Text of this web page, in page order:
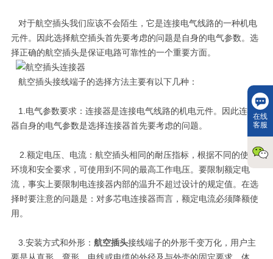
对于航空插头我们应该不会陌生，它是连接电气线路的一种机电
元件。因此选择航空插头首先要考虑的问题是自身的电气参数。选
择正确的航空插头是保证电路可靠性的一个重要方面。
航空插头接线端子的选择方法主要有以下几种：
1.电气参数要求：连接器是连接电气线路的机电元件。因此连接
器自身的电气参数是选择连接器首先要考虑的问题。
2.额定电压、电流：航空插头相同的耐压指标，根据不同的使用
环境和安全要求，可使用到不同的最高工作电压。要限制额定电
流，事实上要限制电连接器内部的温升不超过设计的规定值。在选
择时要注意的问题是：对多芯电连接器而言，额定电流必须降额使
用。
3.安装方式和外形： 航空插头接线端子的外形千变万化，用户主
在线
客服